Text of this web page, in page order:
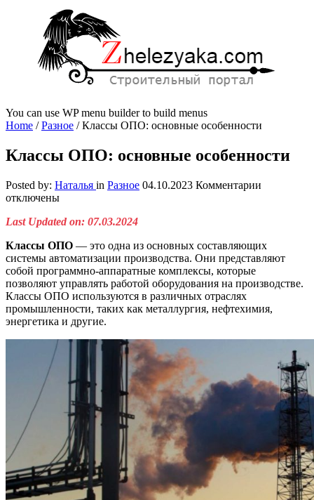
You can use WP menu builder to build menus
Home /Разное /Классы ОПО: основные особенности
Классы ОПО: основные особенности
Posted by: Наталья in Разное 04.10.2023 Комментарии
отключены
Last Updated on: 07.03.2024
Классы ОПО — это одна из основных составляющих
системы автоматизации производства. Они представляют
собой программно-аппаратные комплексы, которые
позволяют управлять работой оборудования на производстве.
Классы ОПО используются в различных отраслях
промышленности, таких как металлургия, нефтехимия,
энергетика и другие.